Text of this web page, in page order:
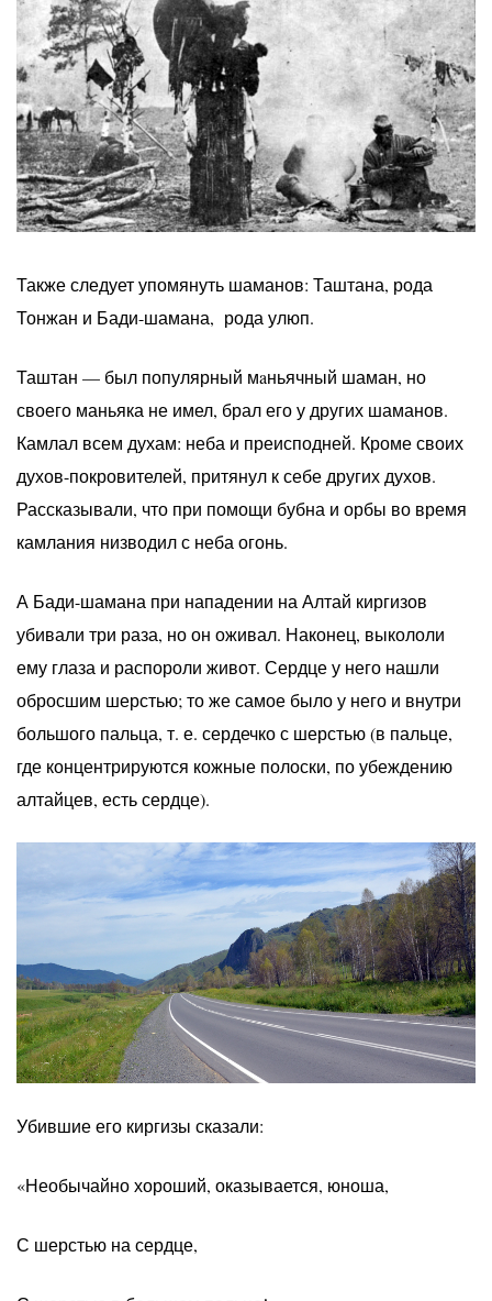
Также следует упомянуть шаманов: Таштана, рода
Тонжан и Бади-шамана, рода улюп.
Таштан — был популярный мaньячный шаман, но
своего маньяка не имел, брал его у других шаманов.
Камлал всем духам: неба и преисподней. Кроме своих
духов-покровителей, притянул к себе других духов.
Рассказывали, что при помощи бубна и орбы во время
камлания низводил с неба огонь.
А Бади-шамана при нападении на Алтай киргизов
убивали три раза, но он оживал. Наконец, выкололи
ему глаза и распороли живот. Сердце у него нашли
обросшим шерстью; то же самое было у него и внутри
большого пальца, т. е. сердечко с шерстью (в пальце,
где концентрируются кожные полоски, по убеждению
алтайцев, есть сердце).
Убившие его киргизы сказали:
«Необычайно хороший, оказывается, юноша,
С шерстью на сердце,